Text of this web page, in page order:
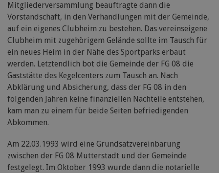
Mitgliederversammlung beauftragte dann die
Vorstandschaft, in den Verhandlungen mit der Gemeinde,
auf ein eigenes Clubheim zu bestehen. Das vereinseigene
Clubheim mit zugehörigem Gelände sollte im Tausch für
ein neues Heim in der Nähe des Sportparks erbaut
werden. Letztendlich bot die Gemeinde der FG 08 die
Gaststätte des Kegelcenters zum Tausch an. Nach
Abklärung und Absicherung, dass der FG 08 in den
folgenden Jahren keine finanziellen Nachteile entstehen,
kam man zu einem für beide Seiten befriedigenden
Abkommen.
Am 22.03.1993 wird eine Grundsatzvereinbarung
zwischen der FG 08 Mutterstadt und der Gemeinde
festgelegt. Im Oktober 1993 wurde dann die notarielle